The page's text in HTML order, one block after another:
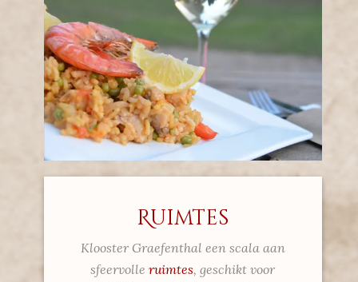
Ruimtes
Klooster Graefenthal een scala aan
sfeervolleruimtes, geschikt voor